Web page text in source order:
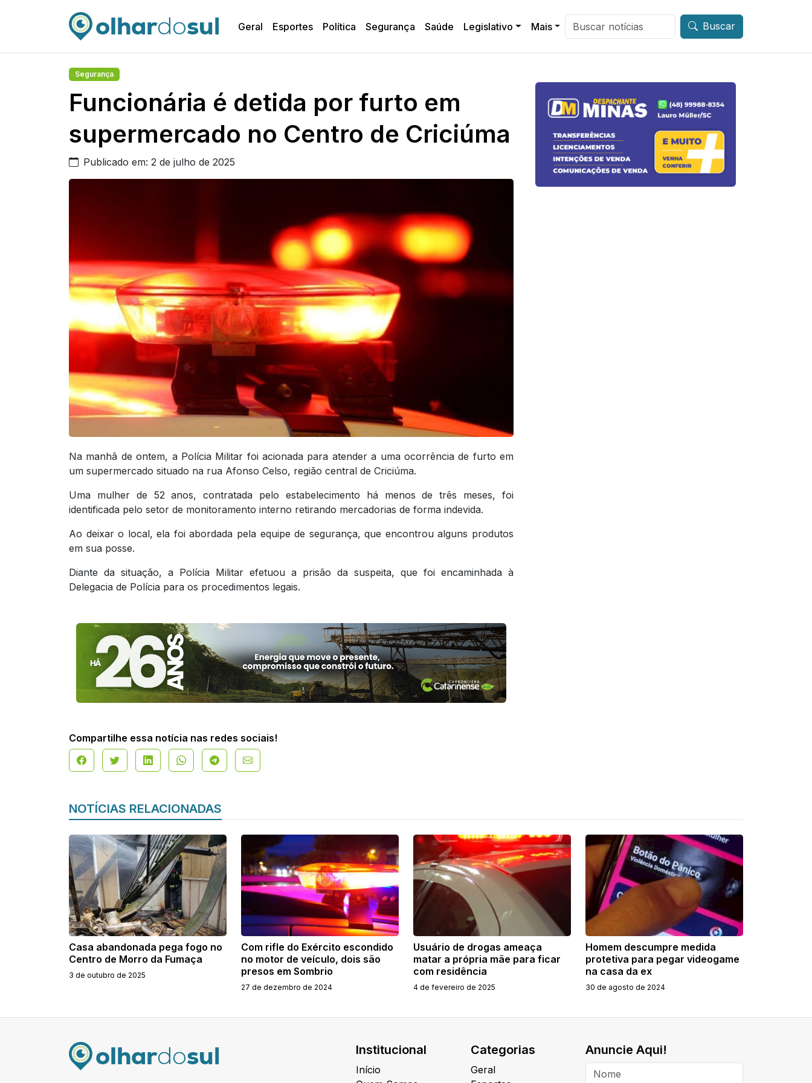
Geral Esportes Política Segurança Saúde Legislativo Mais Buscar
Segurança
Funcionária é detida por furto em
supermercado no Centro de Criciúma
Publicado em: 2 de julho de 2025
Na manhã de ontem, a Polícia Militar foi acionada para atender a uma ocorrência de furto em
um supermercado situado na rua Afonso Celso, região central de Criciúma.
Uma mulher de 52 anos, contratada pelo estabelecimento há menos de três meses, foi
identificada pelo setor de monitoramento interno retirando mercadorias de forma indevida.
Ao deixar o local, ela foi abordada pela equipe de segurança, que encontrou alguns produtos
em sua posse.
Diante da situação, a Polícia Militar efetuou a prisão da suspeita, que foi encaminhada à
Delegacia de Polícia para os procedimentos legais.
Compartilhe essa notícia nas redes sociais!
NOTÍCIAS RELACIONADAS
Casa abandonada pega fogo no
Centro de Morro da Fumaça
3 de outubro de 2025
Com rifle do Exército escondido
no motor de veículo, dois são
presos em Sombrio
27 de dezembro de 2024
Usuário de drogas ameaça
matar a própria mãe para ficar
com residência
4 de fevereiro de 2025
Homem descumpre medida
protetiva para pegar videogame
na casa da ex
30 de agosto de 2024
Institucional
Início
Categorias
Geral
Anuncie Aqui!